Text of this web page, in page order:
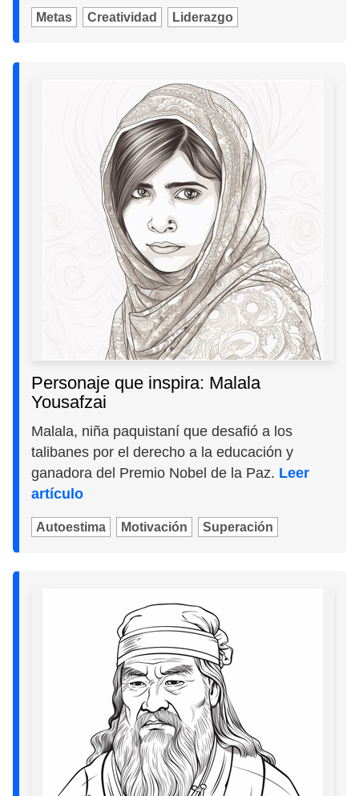
Metas Creatividad Liderazgo
Personaje que inspira: Malala
Yousafzai
Malala, niña paquistaní que desafió a los
talibanes por el derecho a la educación y
ganadora del Premio Nobel de la Paz. Leer
artículo
Autoestima Motivación Superación